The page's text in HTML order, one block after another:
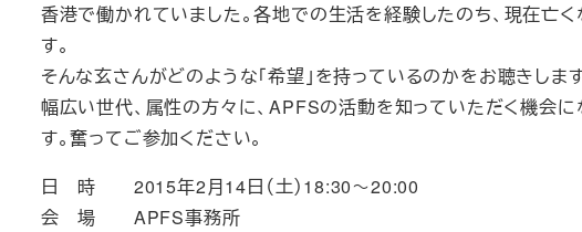
香港で働かれていました。各地での生活を経験したのち、現在亡
す。
そんな玄さんがどのような「希望」を持っているのかをお聴きします
幅広い世代、属性の方々に、APFSの活動を知っていただく機会
す。奮ってご参加ください。
日 時 2015年2月14日（土）18:30～20:00
会 場 APFS事務所